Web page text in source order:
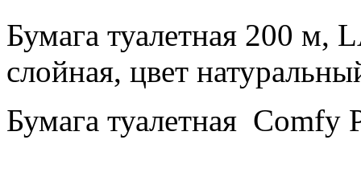
Бумага туалетная 200
слойная, цвет
Бумага туалетная Comfy